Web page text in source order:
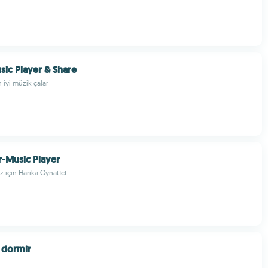
Player & Share
iyi müzik çalar
Music Player
için Harika Oynatıcı
dormir